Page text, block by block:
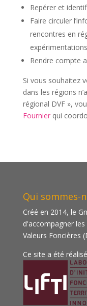
Repérer et
Faire circuler
rencontres en
Rendre compte
Si vous souhaitez
dans les régions
régional DVF »,
Fournierqui
Qui sommes-
Créé en 2014, le
d'accompagner
Valeurs Foncières
Ce site a été